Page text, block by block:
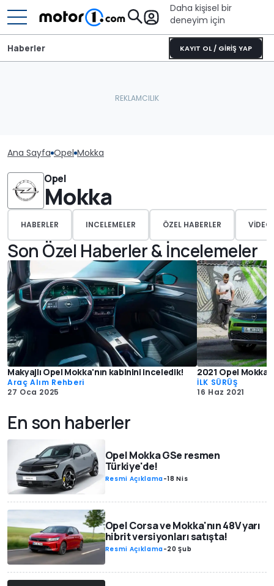
Daha kişisel bir
deneyim için
KAYIT OL / GİRİŞ YAP
Haberler
Ana Sayfa Opel Mokka
Opel
Mokka
HABERLER INCELEMELER ÖZEL HABERLER
Son Özel Haberler & İncelemeler
Makyajlı Opel Mokka'nın kabinini inceledik!
Araç Alım Rehberi
27 Oca 2025
2021 Opel Mokka
İLK SÜRÜŞ
16 Haz 2021
En son haberler
Opel Mokka GSe resmen
Türkiye'de!
Resmi Açıklama-18 Nis
Opel Corsa ve Mokka'nın 48V yarı
hibrit versiyonları satışta!
Resmi Açıklama-20 Şub